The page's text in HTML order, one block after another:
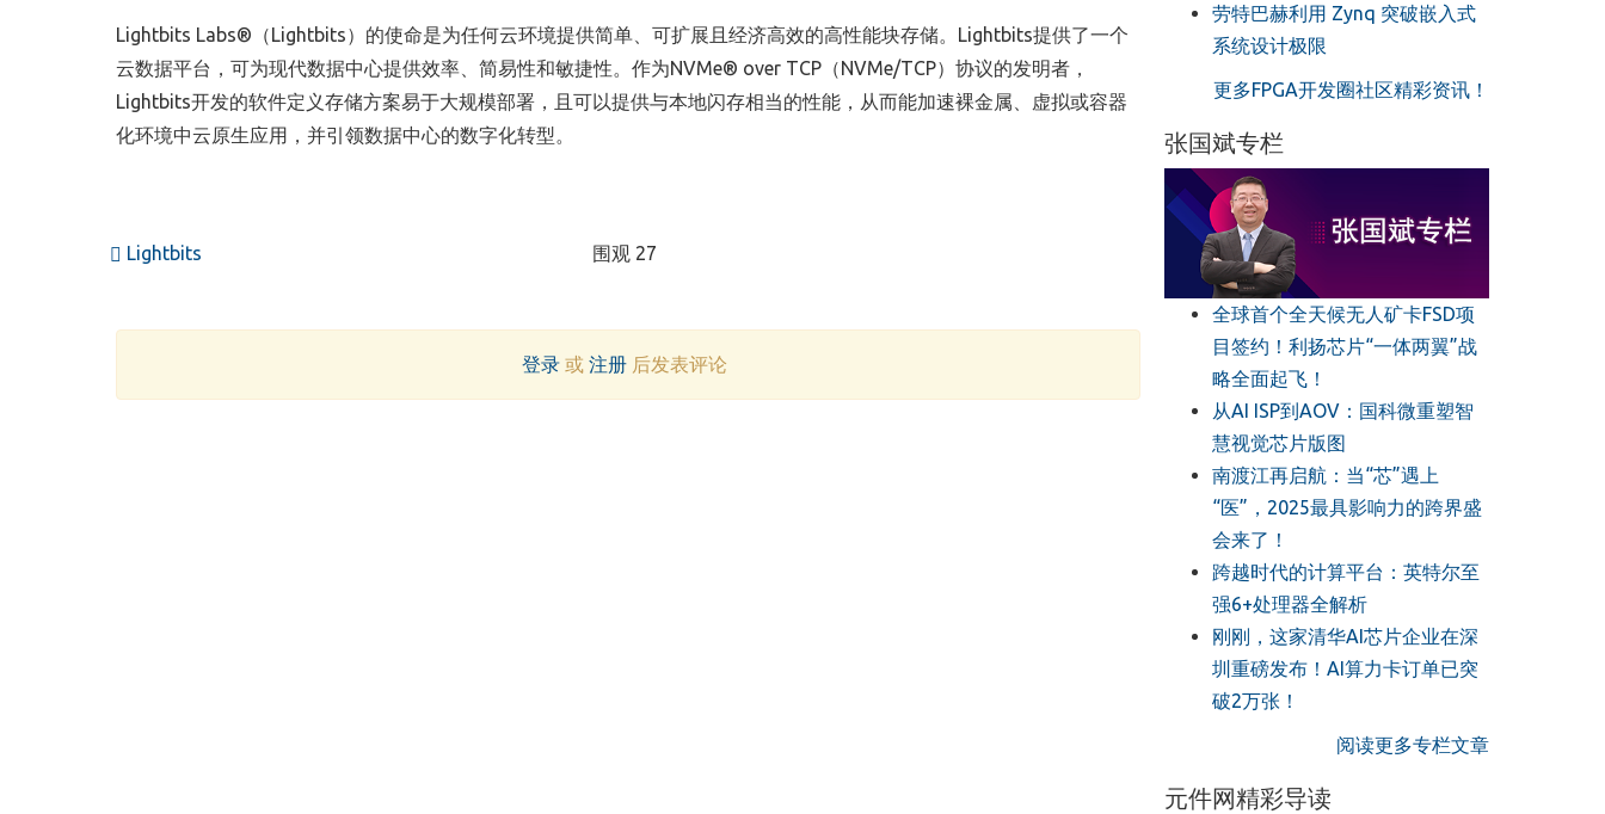
Lightbits Labs® （Lightbits） 的使命是为任何云环境提供简单、可扩展 且 经济高效的高性能块存储。 Lightbits提供了一个
云数据平台，可为现代数据中心提供效率、简易性和敏捷性。作为NVMe® over TCP （NVMe/TCP）协议的发明者，
Lightbits开发的软件定义存储方案易于大规模部署，且可以提供与本地闪存相当的性能，从而能加速裸金属、虚拟或容器
化环境中云原生应用，并引领数据中心的数字化转型。
Lightbits 围观 27
登录 或注册 后发表评论
劳特巴赫利用 Zynq 突破嵌入式
系统设计极限
更多FPGA开发圈社区精彩资讯！
张国斌专栏
全球首个全天候无人矿卡FSD项
目签约！利扬芯片“一体两翼”战
略全面起飞！
从AI ISP到AOV：国科微重塑智
慧视觉芯片版图
南渡江再启航：当“芯”遇上
“医”，2025最具影响力的跨界盛
会来了！
跨越时代的计算平台：英特尔至
强6+处理器全解析
刚刚，这家清华AI芯片企业在深
圳重磅发布！AI算力卡订单已突
破2万张！
阅读更多专栏文章
元件网精彩导读